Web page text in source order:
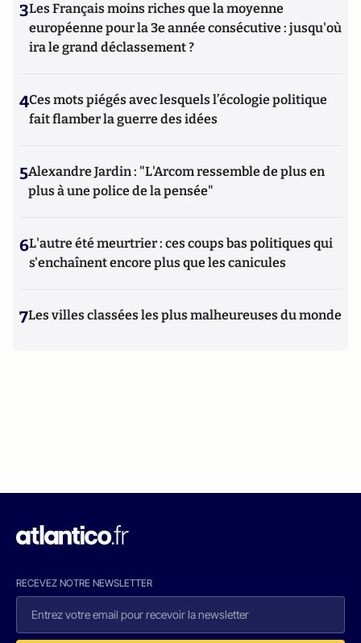
3Les Français moins riches que la moyenne
européenne pour la 3e année consécutive : jusqu'où
ira le grand déclassement ?
4Ces mots piégés avec lesquels l’écologie politique
fait flamber la guerre des idées
5Alexandre Jardin : "L'Arcom ressemble de plus en
plus à une police de la pensée"
6L'autre été meurtrier : ces coups bas politiques qui
s'enchaînent encore plus que les canicules
7Les villes classées les plus malheureuses du monde
RECEVEZ NOTRE NEWSLETTER